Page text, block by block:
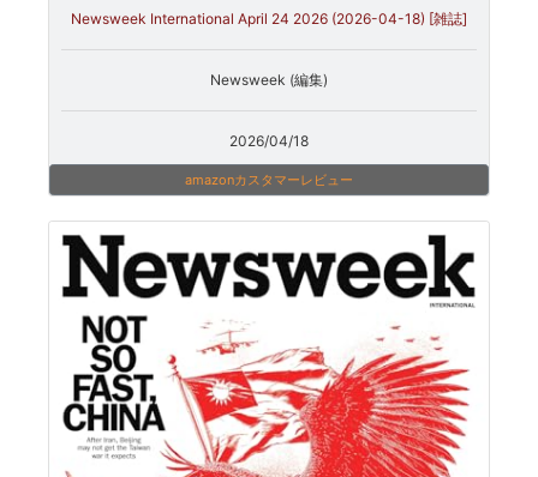
Newsweek International April 24 2026 (2026-04-18) [雑誌]
Newsweek (編集)
2026/04/18
amazonカスタマーレビュー